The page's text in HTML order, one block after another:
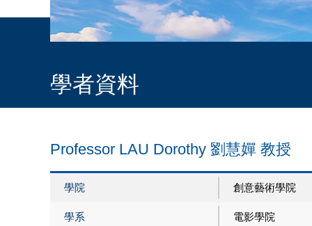
學者資料
Professor LAU Dorothy 劉慧嬋 教授
學院 創意藝術學院
學系 電影學院